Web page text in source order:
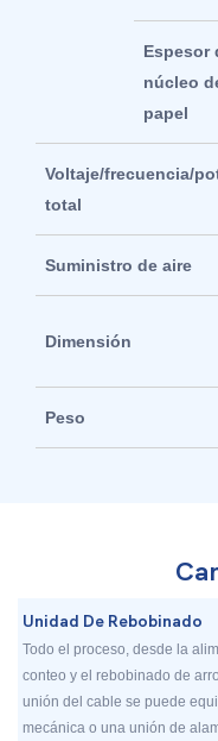
Espesor
núcleo
papel
Voltaje/frecuencia/
total
Suministro de aire
Dimensión
Peso
Unidad De Rebobinado
Todo el proceso, desde la
conteo y el rebobinado de
unión del cable se puede
mecánica o una unión de